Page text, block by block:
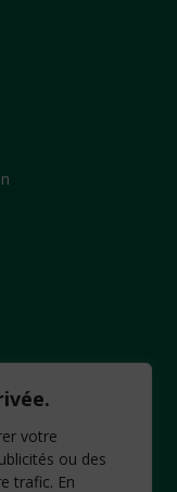
votre
ou des
trafic. En
lagence.fr